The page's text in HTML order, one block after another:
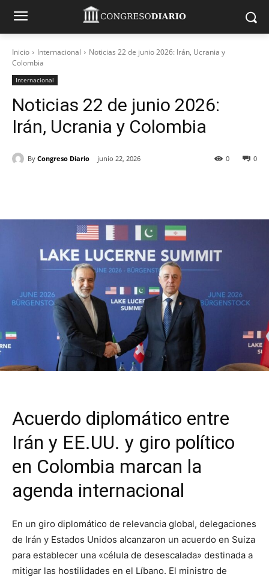
Inicio Internacional
Noticias 22 de junio 2026: Irán, Ucrania y
Colombia
Internacional
Noticias 22 de junio 2026:
Irán, Ucrania y Colombia
By Congreso Diario junio 22, 2026 0
0
Acuerdo diplomático entre
Irán y EE.UU. y giro político
en Colombia marcan la
agenda internacional
En un giro diplomático de relevancia global, delegaciones
de Irán y Estados Unidos alcanzaron un acuerdo en Suiza
para establecer una «célula de desescalada» destinada a
mitigar las hostilidades en el Líbano. El ministro de